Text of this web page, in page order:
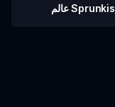
عالم Sprunkis